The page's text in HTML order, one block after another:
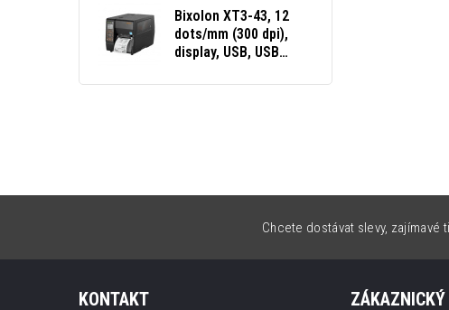
Bixolon XT3-43, 12
dots/mm (300 dpi),
display, USB, USB
Chcete dostávat slevy, zajímavé
KONTAKT